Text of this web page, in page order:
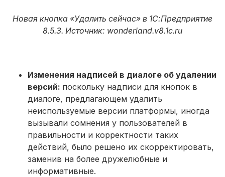
Новая кнопка «Удалить сейчас» в 1С:Предприятие
8.5.3. Источник: wonderland.v8.1c.ru
Изменения надписей в диалоге об удалении
версий: поскольку надписи для кнопок в
диалоге, предлагающем удалить
неиспользуемые версии платформы, иногда
вызывали сомнения у пользователей в
правильности и корректности таких
действий, было решено их скорректировать,
заменив на более дружелюбные и
информативные.